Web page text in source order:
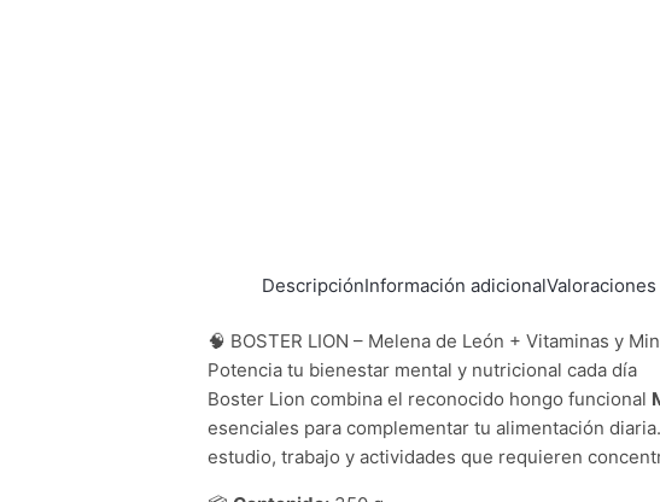
DescripciónInformación adicionalValoraciones
🧠 BOSTER LION – Melena de León + Vitaminas y
Potencia tu bienestar mental y nutricional cada día
Boster Lion combina el reconocido hongo funcional
esenciales para complementar tu alimentación
estudio, trabajo y actividades que requieren